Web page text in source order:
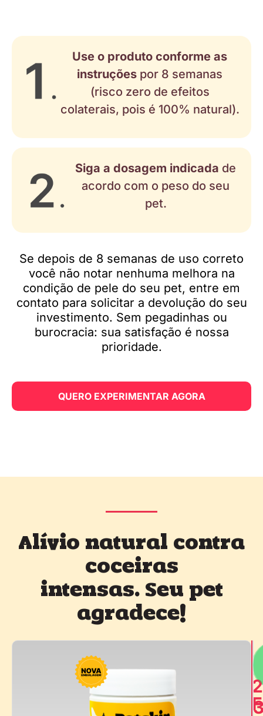
Use o produto conforme as
instruções por 8 semanas
(risco zero de efeitos
colaterais, pois é 100% natural).
Siga a dosagem indicada de
acordo com o peso do seu
pet.
Se depois de 8 semanas de uso correto
você não notar nenhuma melhora na
condição de pele do seu pet, entre em
contato para solicitar a devolução do seu
investimento. Sem pegadinhas ou
burocracia: sua satisfação é nossa
prioridade.
QUERO EXPERIMENTAR AGORA
Alívio natural contra
coceiras
intensas. Seu pet
agradece!
2